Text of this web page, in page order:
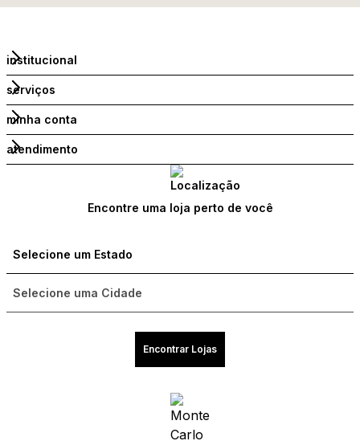
institucional
serviços
minha conta
atendimento
Encontre uma loja perto de você
Encontrar Lojas